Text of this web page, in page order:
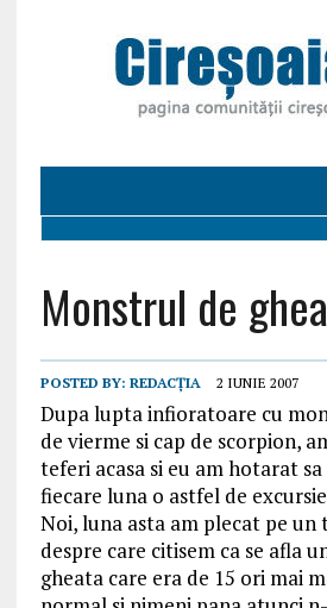
Monstrul de
POSTED BY: REDACȚIA 2 IUNIE 2007
Dupa lupta infioratoare cu
de vierme si cap de scorpion,
teferi acasa si eu am hotarat
fiecare luna o astfel de
Noi, luna asta am plecat pe
despre care citisem ca se afla
gheata care era de 15 ori mai